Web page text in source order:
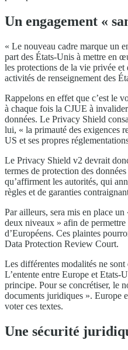
Un engagement «
« Le nouveau cadre marque un
part des États-Unis à mettre en
les protections de la vie privée
activités de renseignement des
Rappelons en effet que c’est le
à chaque fois la CJUE à
données. Le Privacy Shield
lui, « la primauté des exigences
US et ses propres
Le Privacy Shield v2 devrait
termes de protection des
qu’affirment les autorités, qui
règles et de garanties
Par ailleurs, sera mis en place
deux niveaux » afin de
d’Européens. Ces plaintes
Data Protection Review Court.
Les différentes modalités ne sont
L’entente entre Europe et Etats-
principe. Pour se concrétiser, le
documents juridiques ». Europe
voter ces textes.
Une sécurité